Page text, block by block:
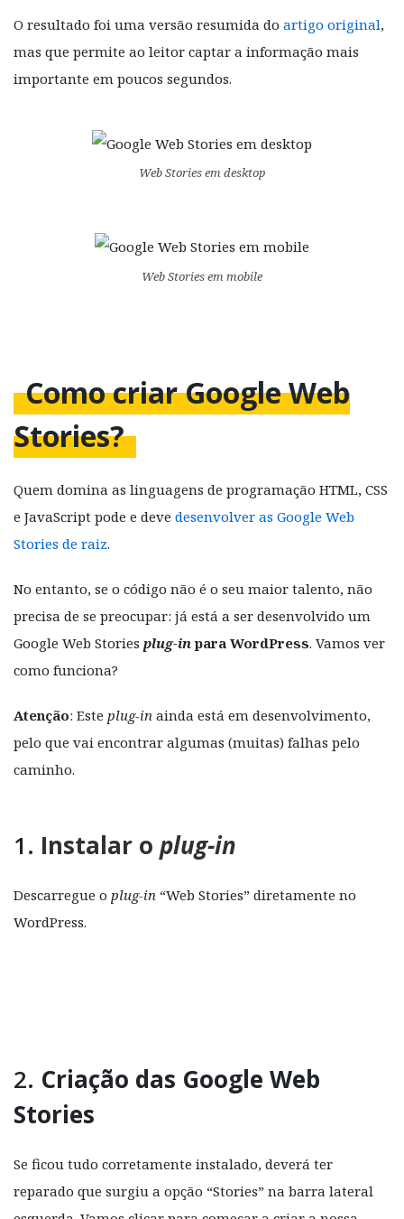
O resultado foi uma versão resumida do artigo original,
mas que permite ao leitor captar a informação mais
importante em poucos segundos.
Web Stories emdesktop
Web Stories emmobile
Como criar Google Web
Stories?
Quem domina as linguagens de programação HTML, CSS
e JavaScript pode e deve desenvolver as Google Web
Stories de raiz.
No entanto, se o código não é o seu maior talento, não
precisa de se preocupar: já está a ser desenvolvido um
Google Web Stories plug-in para WordPress. Vamos ver
como funciona?
Atenção: Este plug-in ainda está em desenvolvimento,
pelo que vai encontrar algumas (muitas) falhas pelo
caminho.
1. Instalar o plug-in
Descarregue o plug-in “Web Stories” diretamente no
WordPress.
2. Criação das Google Web
Stories
Se ficou tudo corretamente instalado, deverá ter
reparado que surgiu a opção “Stories” na barra lateral